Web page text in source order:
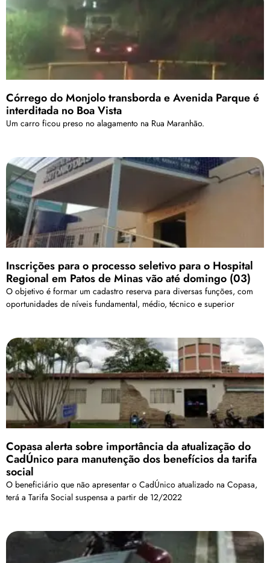
Córrego do Monjolo transborda e Avenida Parque é
interditada no Boa Vista
Um carro ficou preso no alagamento na Rua Maranhão.
Inscrições para o processo seletivo para o Hospital
Regional em Patos de Minas vão até domingo (03)
O objetivo é formar um cadastro reserva para diversas funções, com
oportunidades de níveis fundamental, médio, técnico e superior
Copasa alerta sobre importância da atualização do
CadÚnico para manutenção dos benefícios da tarifa
social
O beneficiário que não apresentar o CadÚnico atualizado na Copasa,
terá a Tarifa Social suspensa a partir de 12/2022